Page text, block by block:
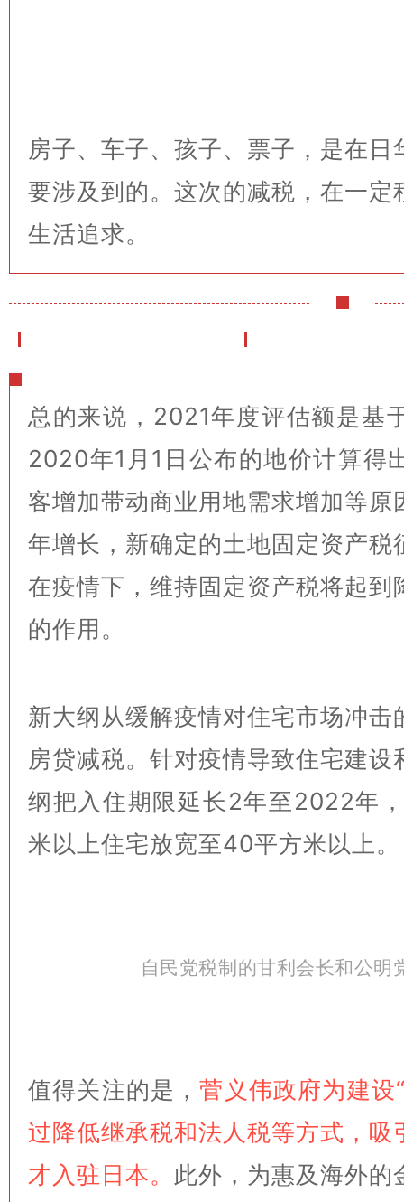
房子、车子、孩子、票子，是在
要涉及到的。这次的减税，在一
生活追求。
总的来说，2021年度评估额是基
2020年1月1日公布的地价计算得
客增加带动商业用地需求增加等
年增长，新确定的土地固定资产
在疫情下，维持固定资产税将起
的作用。
新大纲从缓解疫情对住宅市场冲
房贷减税。针对疫情导致住宅建
纲把入住期限延长2年至2022年
米以上住宅放宽至40平方米以上。
自民党税制的甘利会长和公明
值得关注的是，菅义伟政府为建设
过降低继承税和法人税等方式，
才入驻日本。 此外，为惠及海外